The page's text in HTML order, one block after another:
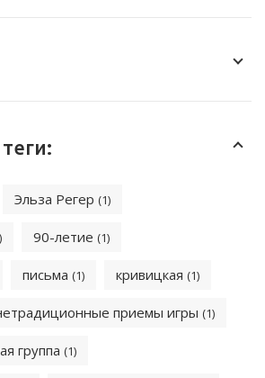
Эльза Регер (1)
90-летие (1)
письма (1) кривицкая (1)
приемы игры (1)
группа (1)